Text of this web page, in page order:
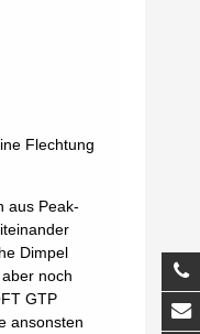
Flechtung
aus Peak-
Dimpel
noch
GTP
ansonsten